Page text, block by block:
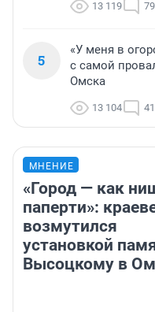
13 119 79
5
«У меня в
с самой
Омска
13 104 41
МНЕНИЕ
«Город — как
паперти»:
возмутился
установкой
Высоцкому в